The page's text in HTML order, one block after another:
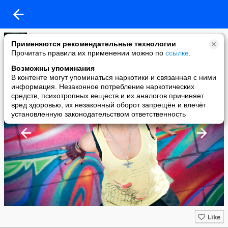
Применяются рекомендательные технологии
Прочитать правила их применении можно по ссылке
Возможны упоминания
В контенте могут упоминаться наркотики и связанная с ними
информация. Незаконное потребление наркотических
средств, психотропных веществ и их аналогов причиняет
вред здоровью, их незаконный оборот запрещён и влечёт
установленную законодательством ответственность
Макияж и прически от Анастасии Шелковенко
added a photo
20 Jul в 12:52
Like